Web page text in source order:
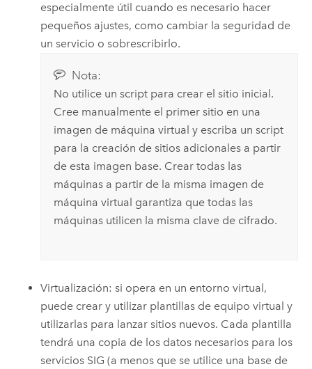
especialmente útil cuando es necesario hacer
pequeños ajustes, como cambiar la seguridad de
un servicio o sobrescribirlo.
Nota:
No utilice un script para crear el sitio inicial.
Cree manualmente el primer sitio en una
imagen de máquina virtual y escriba un script
para la creación de sitios adicionales a partir
de esta imagen base. Crear todas las
máquinas a partir de la misma imagen de
máquina virtual garantiza que todas las
máquinas utilicen la misma clave de cifrado.
Virtualización: si opera en un entorno virtual,
puede crear y utilizar plantillas de equipo virtual y
utilizarlas para lanzar sitios nuevos. Cada plantilla
tendrá una copia de los datos necesarios para los
servicios SIG (a menos que se utilice una base de